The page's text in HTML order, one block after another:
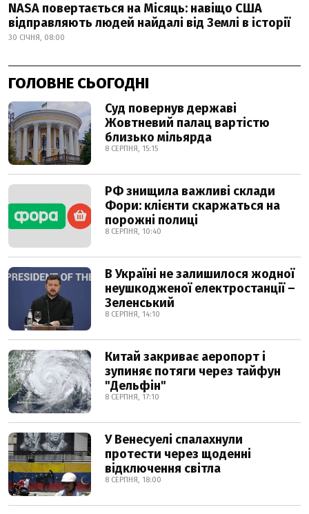
NASA повертається на Місяць: навіщо США
відправляють людей найдалі від Землі в історії
30 СІЧНЯ, 08:00
ГОЛОВНЕ СЬОГОДНІ
Суд повернув державі
Жовтневий палац вартістю
близько мільярда
8 СЕРПНЯ, 15:15
РФ знищила важливі склади
Фори: клієнти скаржаться на
порожні полиці
8 СЕРПНЯ, 10:40
В Україні не залишилося жодної
неушкодженої електростанції –
Зеленський
8 СЕРПНЯ, 14:10
Китай закриває аеропорт і
зупиняє потяги через тайфун
"Дельфін"
8 СЕРПНЯ, 17:10
У Венесуелі спалахнули
протести через щоденні
відключення світла
8 СЕРПНЯ, 18:00